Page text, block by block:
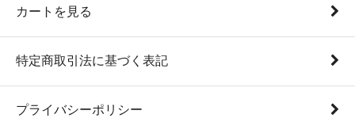
カートを見る
特定商取引法に基づく表記
プライバシーポリシー